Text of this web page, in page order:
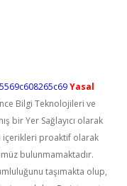
Yasal
Bilgi Teknolojileri ve
bir Yer Sağlayıcı olarak
içerikleri proaktif olarak
bulunmamaktadır.
taşımakta olup,